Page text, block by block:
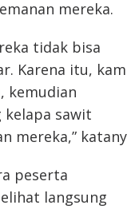
mereka.
tidak bisa
Karena itu,
kemudian
kelapa sawit
mereka,”
peserta
langsung